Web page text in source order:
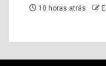
10 horas atrás